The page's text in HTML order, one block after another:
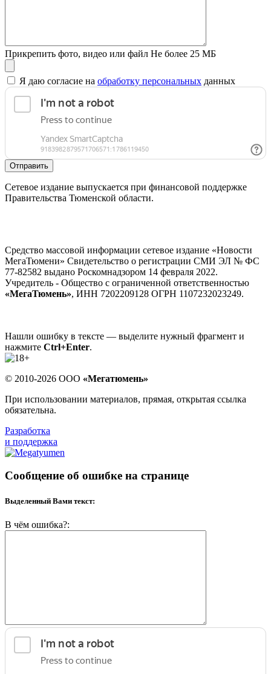
Прикрепить фото, видео или файл Не более 25 МБ
Я даю согласие на обработку персональных данных
Отправить
Сетевое издание выпускается при финансовой поддержке
Правительства Тюменской области.
Средство массовой информации сетевое издание «Новости
МегаТюмени» Свидетельство о регистрации СМИ ЭЛ № ФС
77-82582 выдано Роскомнадзором 14 февраля 2022.
Учредитель - Общество с ограниченной ответственностью
«МегаТюмень», ИНН 7202209128 ОГРН 1107232023249.
Нашли ошибку в тексте — выделите нужный фрагмент и
нажмите Ctrl+Enter.
© 2010-2026 ООО «Мегатюмень»
При использовании материалов, прямая, открытая ссылка
обязательна.
Разработка
и поддержка
Сообщение об ошибке на странице
Выделенный Вами текст:
В чём ошибка?: